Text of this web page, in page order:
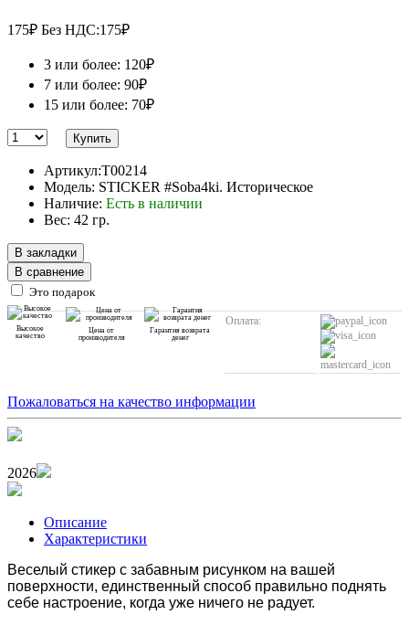
175₽ Без НДС:175₽
3 или более: 120₽
7 или более: 90₽
15 или более: 70₽
Купить
Артикул:T00214
Модель: STICKER #Soba4ki. Историческое
Наличие: Есть в наличии
Вес: 42 гр.
В закладки
В сравнение
Это подарок
Высокое
качество
Цена от
производителя
Гарантия возврата
денег
Оплата:
Пожаловаться на качество информации
2026
Описание
Характеристики
Веселый стикер с забавным рисунком на вашей
поверхности, единственный способ правильно поднять
себе настроение, когда уже ничего не радует.